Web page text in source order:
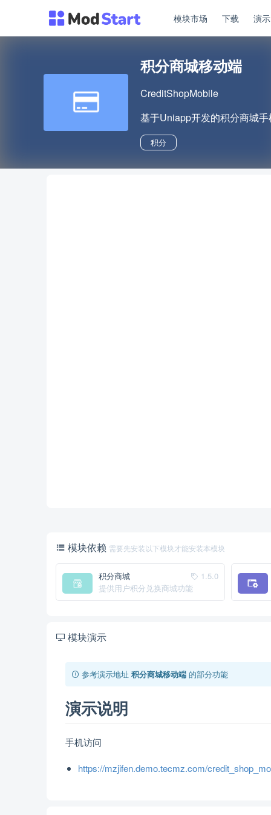
模块市场 下载 演
积分商城移动端
CreditShopMobile
基于Uniapp开发的积分商城
积分
模块依赖 需要先安装以下模块才能安装本模块
1.5.0
积分商城
提供用户积分兑换商城功能
模块演示
参考演示地址 积分商城移动端 的部分功能
演示说明
手机访问
https://mzjifen.demo.tecmz.com/